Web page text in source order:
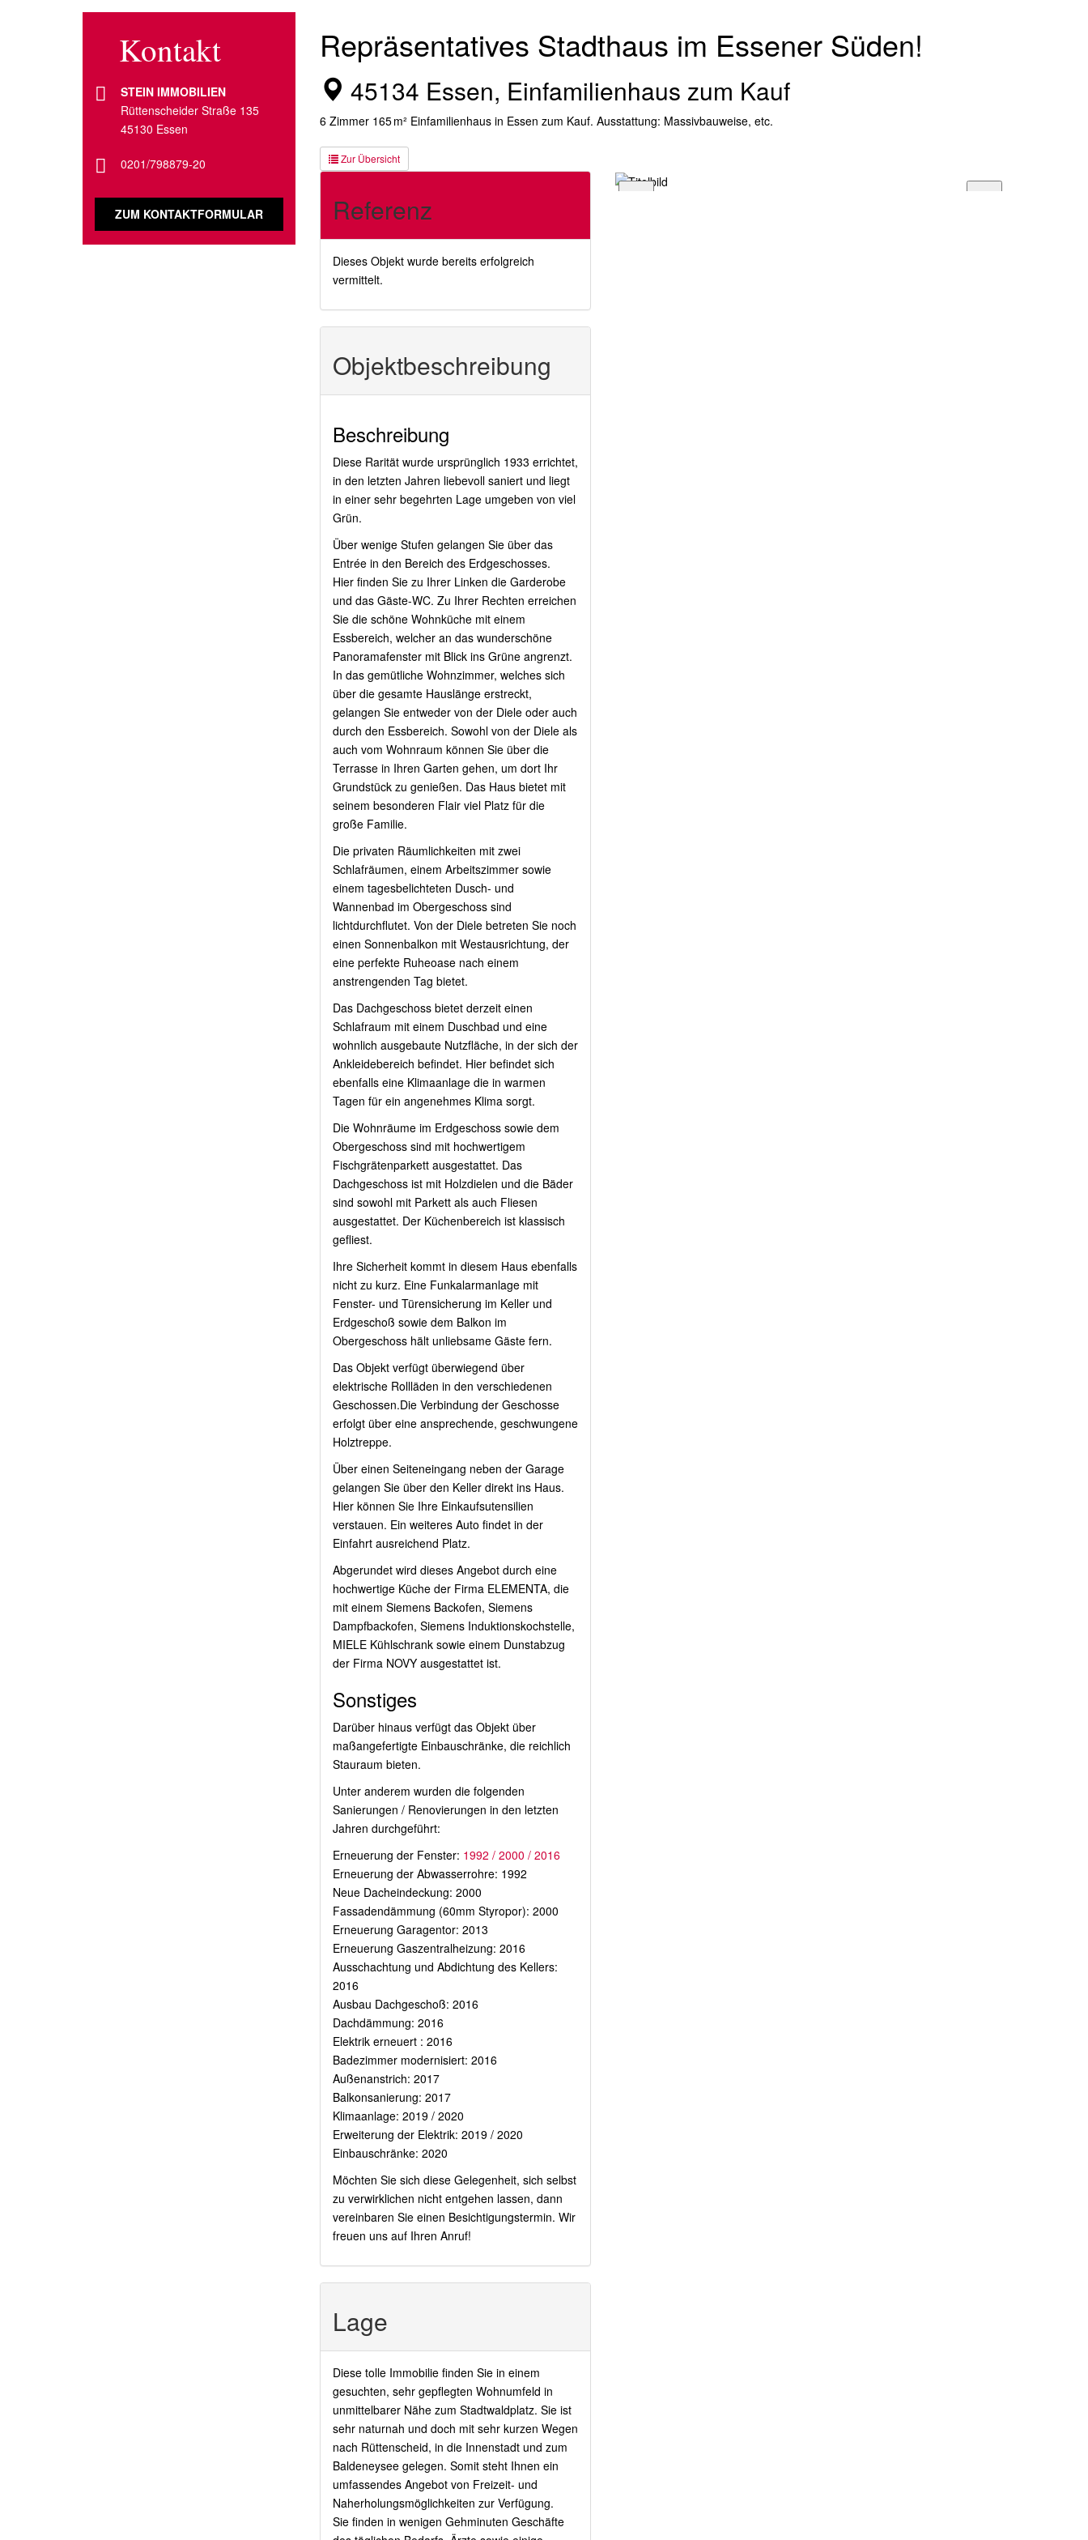
Repräsentatives Stadthaus im Essener Süden!
45134 Essen, Einfamilienhaus zum Kauf
6 Zimmer 165 m² Einfamilienhaus in Essen zum Kauf. Ausstattung: Massivbauweise, etc.
Zur Übersicht
Referenz
Dieses Objekt wurde bereits erfolgreich
vermittelt.
Objekt­beschreibung
Beschreibung
Diese Rarität wurde ursprünglich 1933 errichtet,
in den letzten Jahren liebevoll saniert und liegt
in einer sehr begehrten Lage umgeben von viel
Grün.
Über wenige Stufen gelangen Sie über das
Entrée in den Bereich des Erdgeschosses.
Hier finden Sie zu Ihrer Linken die Garderobe
und das Gäste-WC. Zu Ihrer Rechten erreichen
Sie die schöne Wohnküche mit einem
Essbereich, welcher an das wunderschöne
Panoramafenster mit Blick ins Grüne angrenzt.
In das gemütliche Wohnzimmer, welches sich
über die gesamte Hauslänge erstreckt,
gelangen Sie entweder von der Diele oder auch
durch den Essbereich. Sowohl von der Diele als
auch vom Wohnraum können Sie über die
Terrasse in Ihren Garten gehen, um dort Ihr
Grundstück zu genießen. Das Haus bietet mit
seinem besonderen Flair viel Platz für die
große Familie.
Die privaten Räumlichkeiten mit zwei
Schlafräumen, einem Arbeitszimmer sowie
einem tagesbelichteten Dusch- und
Wannenbad im Obergeschoss sind
lichtdurchflutet. Von der Diele betreten Sie noch
einen Sonnenbalkon mit Westausrichtung, der
eine perfekte Ruheoase nach einem
anstrengenden Tag bietet.
Das Dachgeschoss bietet derzeit einen
Schlafraum mit einem Duschbad und eine
wohnlich ausgebaute Nutzfläche, in der sich der
Ankleidebereich befindet. Hier befindet sich
ebenfalls eine Klimaanlage die in warmen
Tagen für ein angenehmes Klima sorgt.
Die Wohnräume im Erdgeschoss sowie dem
Obergeschoss sind mit hochwertigem
Fischgrätenparkett ausgestattet. Das
Dachgeschoss ist mit Holzdielen und die Bäder
sind sowohl mit Parkett als auch Fliesen
ausgestattet. Der Küchenbereich ist klassisch
gefliest.
Ihre Sicherheit kommt in diesem Haus ebenfalls
nicht zu kurz. Eine Funkalarmanlage mit
Fenster- und Türensicherung im Keller und
Erdgeschoß sowie dem Balkon im
Obergeschoss hält unliebsame Gäste fern.
Das Objekt verfügt überwiegend über
elektrische Rollläden in den verschiedenen
Geschossen.Die Verbindung der Geschosse
erfolgt über eine ansprechende, geschwungene
Holztreppe.
Über einen Seiteneingang neben der Garage
gelangen Sie über den Keller direkt ins Haus.
Hier können Sie Ihre Einkaufsutensilien
verstauen. Ein weiteres Auto findet in der
Einfahrt ausreichend Platz.
Abgerundet wird dieses Angebot durch eine
hochwertige Küche der Firma ELEMENTA, die
mit einem Siemens Backofen, Siemens
Dampfbackofen, Siemens Induktionskochstelle,
MIELE Kühlschrank sowie einem Dunstabzug
der Firma NOVY ausgestattet ist.
Sonstiges
Darüber hinaus verfügt das Objekt über
maßangefertigte Einbauschränke, die reichlich
Stauraum bieten.
Unter anderem wurden die folgenden
Sanierungen / Renovierungen in den letzten
Jahren durchgeführt:
Erneuerung der Fenster: 1992 / 2000 / 2016
Erneuerung der Abwasserrohre: 1992
Neue Dacheindeckung: 2000
Fassadendämmung (60mm Styropor): 2000
Erneuerung Garagentor: 2013
Erneuerung Gaszentralheizung: 2016
Ausschachtung und Abdichtung des Kellers:
2016
Ausbau Dachgeschoß: 2016
Dachdämmung: 2016
Elektrik erneuert : 2016
Badezimmer modernisiert: 2016
Außenanstrich: 2017
Balkonsanierung: 2017
Klimaanlage: 2019 / 2020
Erweiterung der Elektrik: 2019 / 2020
Einbauschränke: 2020
Möchten Sie sich diese Gelegenheit, sich selbst
zu verwirklichen nicht entgehen lassen, dann
vereinbaren Sie einen Besichtigungstermin. Wir
freuen uns auf Ihren Anruf!
Lage
Diese tolle Immobilie finden Sie in einem
gesuchten, sehr gepflegten Wohnumfeld in
unmittelbarer Nähe zum Stadtwaldplatz. Sie ist
sehr naturnah und doch mit sehr kurzen Wegen
nach Rüttenscheid, in die Innenstadt und zum
Baldeneysee gelegen. Somit steht Ihnen ein
umfassendes Angebot von Freizeit- und
Naherholungsmöglichkeiten zur Verfügung.
Sie finden in wenigen Gehminuten Geschäfte
Kontakt
STEIN IMMOBILIEN
Rüttenscheider Straße 135
45130 Essen
0201/798879-20
ZUM KONTAKTFORMULAR